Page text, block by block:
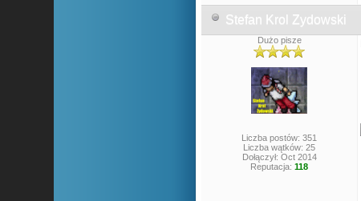
Stefan Krol Zydowski
Dużo pisze
Liczba postów: 351
Liczba wątków: 25
Dołączył: Oct 2014
Reputacja:118